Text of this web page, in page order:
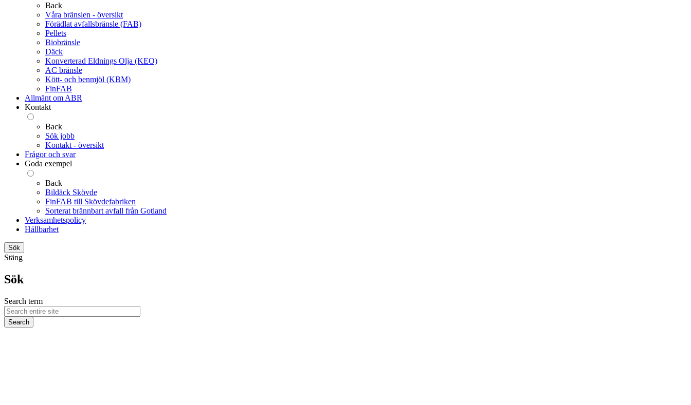
Back
Våra bränslen - översikt
Förädlat avfallsbränsle (FAB)
Pellets
Biobränsle
Däck
Konverterad Eldnings Olja (KEO)
AC bränsle
Kött- och benmjöl (KBM)
FinFAB
Allmänt om ABR
Kontakt
Back
Sök jobb
Kontakt - översikt
Frågor och svar
Goda exempel
Back
Bildäck Skövde
FinFAB till Skövdefabriken
Sorterat brännbart avfall från Gotland
Verksamhetspolicy
Hållbarhet
Sök
Stäng
Sök
Search term